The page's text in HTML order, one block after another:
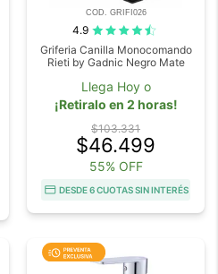
COD. GRIFI026
4.9
Griferia Canilla Monocomando
Rieti by Gadnic Negro Mate
Llega Hoy o
¡Retiralo en 2 horas!
$103.331
$46.499
55% OFF
DESDE 6 CUOTAS SIN INTERÉS